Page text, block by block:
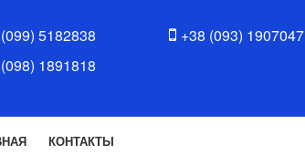
5182838
1891818
+38 (093) 1907047
КОНТАКТЫ